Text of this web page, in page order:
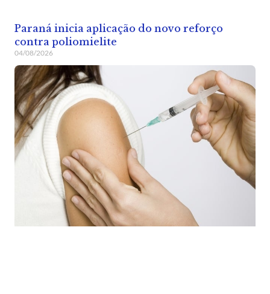
Paraná inicia aplicação do novo reforço
contra poliomielite
04/08/2026